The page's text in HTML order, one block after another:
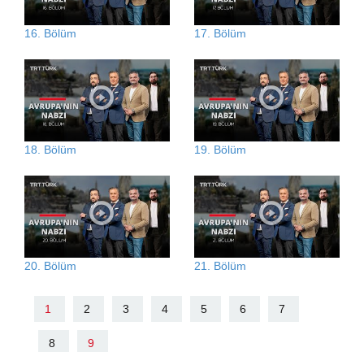
16. Bölüm 17. Bölüm
18. Bölüm 19. Bölüm
20. Bölüm 21. Bölüm
1 2 3 4 5 6 7
8 9